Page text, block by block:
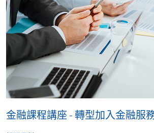
金融課程講座 - 轉型加入金融服